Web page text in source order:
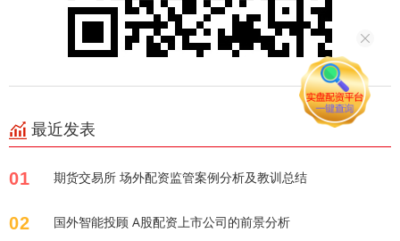
最近发表
01 期货交易所 场外配资监管案例分析及教训总结
02 国外智能投顾 A股配资上市公司的前景分析